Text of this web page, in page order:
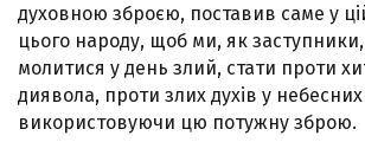
духовною зброєю, поставив саме у
цього народу, щоб ми, як
молитися у день злий, стати проти
диявола, проти злих духів у
використовуючи цю потужну зброю.